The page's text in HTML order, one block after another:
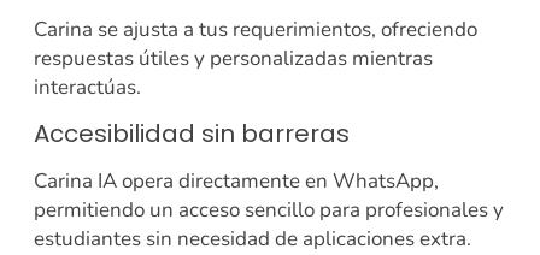
Carina se ajusta a tus requerimientos, ofreciendo
respuestas útiles y personalizadas mientras
interactúas.
Accesibilidad sin barreras
Carina IA opera directamente en WhatsApp,
permitiendo un acceso sencillo para profesionales y
estudiantes sin necesidad de aplicaciones extra.